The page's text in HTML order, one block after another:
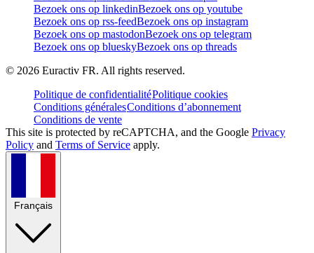
Bezoek ons op linkedinBezoek ons op youtube
Bezoek ons op rss-feedBezoek ons op instagram
Bezoek ons op mastodonBezoek ons op telegram
Bezoek ons op blueskyBezoek ons op threads
© 2026 Euractiv FR. All rights reserved.
Politique de confidentialitéPolitique cookies
Conditions généralesConditions d’abonnement
Conditions de vente
This site is protected by reCAPTCHA, and the Google Privacy
Policy and Terms of Service apply.
Français